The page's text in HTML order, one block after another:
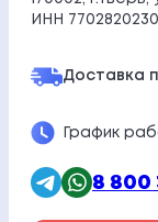
ИНН
Доставка
График
8 800